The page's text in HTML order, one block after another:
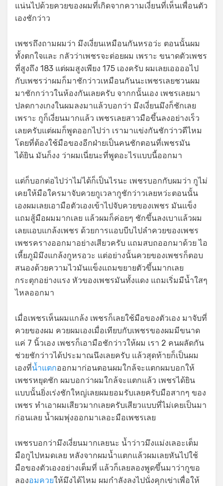
แน่นไปด้วยควยของผมที่เกิดจากความเงี่ยนที่เห็นเพื่อนตัว
เองชักว่าว
เพชรถึงถามผมว่า มึงเงี่ยนเหมือนกันหรอว่ะ ตอนนั้นผม
ทั้งตกใจและ กลัวว่าเพชรจะต่อยผม เพราะ ขนาดตัวเพชร
ที่สูงถึง 183 แต่ผมสูงเพียง 175 เองครับ ผมเลยเออออไป
กับเพชรว่าผมก็มาชักว่าวเหมือนกันนะเพชรเลยชวนผม
มาชักกว่าวในห้องกันเลยครับ จากกนั้นเอง เพชรเลยมา
ปลดกางเกงในผมลงมาแล้วบอกว่า มึงเงี่ยนมึงก็ชักเลย
เพราะ กูก็เงี่ยนมากแล้ว เพชรเลยสาวมือขึ้นลงอย่างเร็ว
เลยครับแต่ผมก็พูดออกไปว่า เรามาแข่งกันชักว่าวดีไหม
โดยที่ต้องใช้มือของอีกฝ่ายเป็นคนชักตอนที่เพชรมัน
ได้ยิน มันก็งง ว่าผมเนี่ยนะที่พูดอะไรแบบนี้ออกมา
แต่ก็บอกต่อไปว่าไม่ได้ก็เป็นไรนะ เพชรบอกกับผมว่า กูไม่
เคยให้มือใครมาจับควยกูเวลากูชักว่าวเลยหว่ะตอนนั้น
เองผมเลยเอามือตัวเองเข้าไปจับควยของเพชร มันแข็ง
แถมสู้มือผมมากเลย แล้วผมก็ค่อยๆ ชักขึ้นลงเบาแล้วผม
เลยแอบแกล้งเพชร ด้วยการแอบบีบไปลำควยของเพชร
เพชรครางออกมาอย่างเสียวครับ แถมสบถออกมาด้วย ไอ
เหี้ยภูมิมึงแกล้งกูหรอวะ แต่อย่างนั้นควยของเพชรก็ตอบ
สนองด้วยความไวมันแข็งแถมขยายตัวขึ้นมากเลย
กระตุกอย่างแรง หัวของเพชรมันทั้งแดง แถมเริ่มมีน้ำใสๆ
ไหลออกมา
เมื่อเพชรเห็นผมแกล้ง เพชรก็เลยใช้มือของตัวเอง มาจับที่
ควยของผม ควยผมเองเมื่อเทียบกับเพชรของผมมีขนาด
แค่ 7 นิ้วเอง เพชรก็เอามือชักว่าวให้ผม เรา 2 คนผลัดกัน
ช่วยชักว่าวได้ประมาณนึงเลยครับ แล้วสุดท้ายก็เป็นผม
เองที่น้ำแตกออกมาก่อนตอนผมใกล้จะแตกผมบอกให้
เพชรหยุดชัก ผมบอกว่าผมใกล้จะแตกแล้ว เพชรได้ยิน
แบบนั้นยิ่งเร่งชักใหญ่เลยผมยอมรับเลยครับมือสากๆ ของ
เพชร ทำเอาผมเสียวมากเลยครับเสียวแบบที่ไม่เคยเป็นมา
ก่อนเลย น้ำผมพุ่งออกมาเลอะมือเพชรเลย
เพชรบอกว่ามึงเงี่ยนมากเลยนะ น้ำว่าวมึงแม่งเลอะเต็ม
มือกูไปหมดเลย หลังจากผมน้ำแตกแล้วผมเลยหันไปใช้
มือของตัวเองอย่างเต็มที่ แล้วก็เลยลองพูดขึ้นมาว่ากูขอ
ลองอมควยให้มึงได้ไหม ผมกำลังลงไปนั่งคุกเข่าเพื่อให้